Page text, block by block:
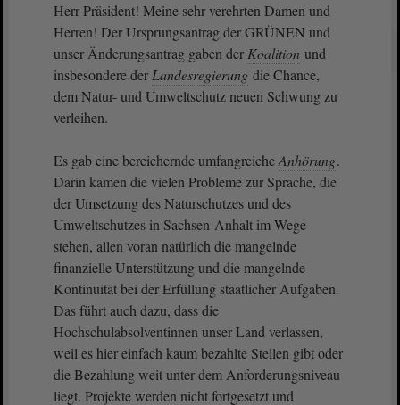
Herr Präsident! Meine sehr verehrten Damen und
Herren! Der Ursprungsantrag der GRÜNEN und
unser Änderungsantrag gaben der Koalition und
insbesondere der Landesregierung die Chance,
dem Natur- und Umweltschutz neuen Schwung zu
verleihen.
Es gab eine bereichernde umfangreicheAnhörung.
Darin kamen die vielen Probleme zur Sprache, die
der Umsetzung des Naturschutzes und des
Umweltschutzes in Sachsen-Anhalt im Wege
stehen, allen voran natürlich die mangelnde
finanzielle Unterstützung und die mangelnde
Kontinuität bei der Erfüllung staatlicher Aufgaben.
Das führt auch dazu, dass die
Hochschulabsolventinnen unser Land verlassen,
weil es hier einfach kaum bezahlte Stellen gibt oder
die Bezahlung weit unter dem Anforderungsniveau
liegt. Projekte werden nicht fortgesetzt und